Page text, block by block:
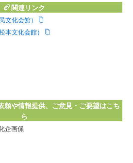
関連リンク
文化会館）
本文化会館）
頼や情報提供、ご意見・ご要望はこち
ら
企画係